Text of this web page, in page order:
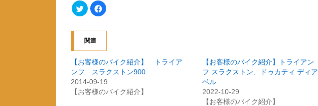
ク
リ
し
て
T
w
t
t
r
で
共
有
F
a
b
k
共
有
す
る
に
は
ク
関連
【お客様のバイク紹介】 トライア
ンフ スラクストン900
2014-09-19
【お客様のバイク紹介】
【お客様のバイク紹介】トライアン
フ スラクストン、ドゥカティ ディア
ベル
2022-10-29
【お客様のバイク紹介】